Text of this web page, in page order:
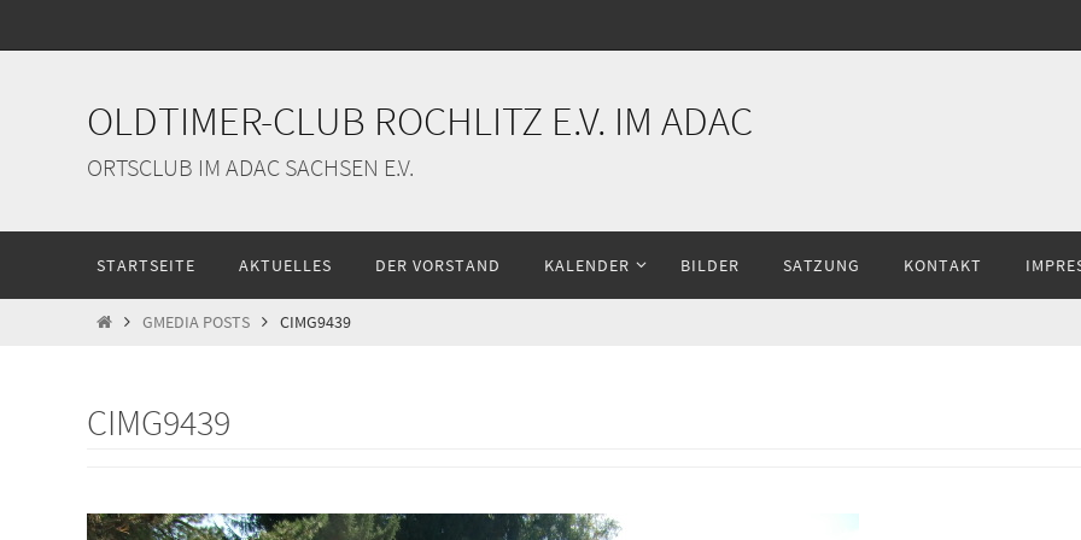
Inhalt
OLDTIMER-CLUB ROCHLITZ E.V. IM ADAC
ORTSCLUB IM ADAC SACHSEN E.V.
springen
STARTSEITE AKTUELLES DER VORSTAND KALENDER BILDER SATZUNG KONTAKT
STARTGMEDIA POSTS CIMG9439
CIMG9439